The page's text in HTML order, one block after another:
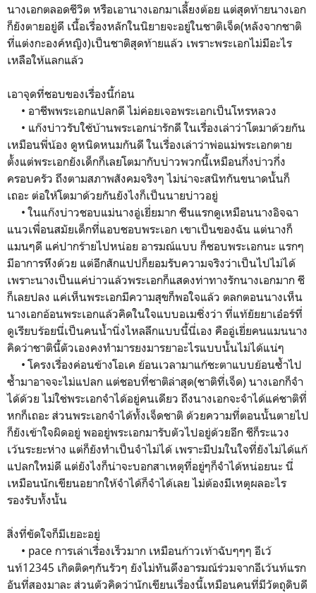
นางเอกตลอดชีวิต หรือเอานางเอกมาเลี้ยงต้อย แต่สุดท้ายนางเอก
ก็ยังตายอยู่ดี เนื้อเรื่องหลักในนิยายจะอยู่ในชาติเจ็ด(หลังจากชาติ
ที่แต่งกะองค์หญิง)เป็นชาติสุดท้ายแล้ว เพราะพระเอกไม่มีอะไร
เหลือให้แลกแล้ว
เอาจุดที่ชอบของเรื่องนี้ก่อน
• อาชีพพระเอกแปลกดี ไม่ค่อยเจอพระเอกเป็นโหรหลวง
• แก๊งบ่าวรับใช้บ้านพระเอกน่ารักดี ในเรื่องเล่าว่าโตมาด้วยกัน
เหมือนพี่น้อง ดูหนิดหนมกันดี ในเรื่องเล่าว่าพ่อแม่พระเอกตาย
ตั้งแต่พระเอกยังเด็กก็เลยโตมากับบ่าวพวกนี้เหมือนกึ่งบ่าวกึ่ง
ครอบครัว ถึงตามสภาพสังคมจริงๆ ไม่น่าจะสนิทกันขนาดนั้นก็
เถอะ ต่อให้โตมาด้วยกันยังไงก็เป็นนายบ่าวอยู่
• ในแก๊งบ่าวชอบแม่นางอู่เยี่ยมาก ซีนแรกดูเหมือนนางอิจฉา
แนวเพื่อนสมัยเด็กที่แอบชอบพระเอก เขาเป็นของฉัน แต่นางก็
แมนๆดี แค่ปากร้ายไปหน่อย อารมณ์แบบ ก็ชอบพระเอกนะ แรกๆ
มีอาการหึงด้วย แต่อีกสักแปปก็ยอมรับความจริงว่าเป็นไปไม่ได้
เพราะนางเป็นแค่บ่าวแล้วพระเอกก็แสดงท่าทางรักนางเอกมาก ชี
ก็เลยปลง แค่เห็นพระเอกมีความสุขก็พอใจแล้ว ตลกตอนนางเห็น
นางเอกอ้อนพระเอกแล้วคิดในใจแบบอเมซิ่งว่า ที่แท้ยัยยาเอ๋อร์ที่
ดูเรียบร้อยนี่เป็นคนน้ำนิ่งไหลลึกแบบนี้นี่เอง คืออู่เยี่ยคนแมนนาง
คิดว่าชาตินี้ตัวเองคงทำมารยงมารยาอะไรแบบนั้นไม่ได้แน่ๆ
• โครงเรื่องค่อนข้างโอเค ย้อนเวลามาแก้ชะตาแบบย้อนซ้ำไป
ซ้ำมาอาจจะไม่แปลก แต่ชอบที่ชาติล่าสุด(ชาติที่เจ็ด) นางเอกก็จำ
ได้ด้วย ไม่ใช่พระเอกจำได้อยู่คนเดียว ถึงนางเอกจะจำได้แค่ชาติที่
หกก็เถอะ ส่วนพระเอกจำได้ทั้งเจ็ดชาติ ด้วยความที่ตอนนั้นตายไป
ก็ยังเข้าใจผิดอยู่ พออยู่พระเอกมารับตัวไปอยู่ด้วยอีก ชีก็ระแวง
เว้นระยะห่าง แต่ก็ยังทำเป็นจำไม่ได้ เพราะมีปมในใจที่ยังไม่ได้แก้
แปลกใหม่ดี แต่ยังไงก็น่าจะบอกสาเหตุที่อยู่ๆก็จำได้หน่อยนะ นี่
เหมือนนักเขียนอยากให้จำได้ก็จำได้เลย ไม่ต้องมีเหตุผลอะไร
รองรับทั้งนั้น
สิ่งที่ขัดใจก็มีเยอะอยู่
• pace การเล่าเรื่องเร็วมาก เหมือนก้าวเท้าฉับๆๆๆ อีเว้
นท์12345 เกิดติดๆกันรัวๆ ยังไม่ทันดึงอารมณ์ร่วมจากอีเว้นท์แรก
อันที่สองมาละ ส่วนตัวคิดว่านักเขียนเรื่องนี้เหมือนคนที่มีวัตถุดิบดี